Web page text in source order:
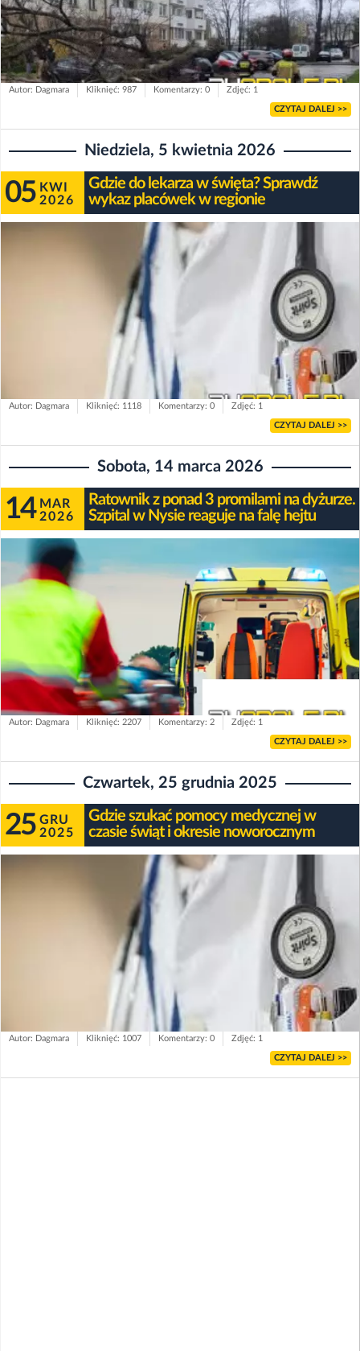
Autor: Dagmara Kliknięć: 987 Komentarzy: 0 Zdjęć: 1
CZYTAJ DALEJ >>
Niedziela, 5 kwietnia 2026
05 KWI
2026
Gdzie do lekarza w święta? Sprawdź
wykaz placówek w regionie
Autor: Dagmara Kliknięć: 1118 Komentarzy: 0 Zdjęć: 1
CZYTAJ DALEJ >>
Sobota, 14 marca 2026
14 MAR
2026
Ratownik z ponad 3 promilami na dyżurze.
Szpital w Nysie reaguje na falę hejtu
Autor: Dagmara Kliknięć: 2207 Komentarzy: 2 Zdjęć: 1
CZYTAJ DALEJ >>
Czwartek, 25 grudnia 2025
25 GRU
2025
Gdzie szukać pomocy medycznej w
czasie świąt i okresie noworocznym
Autor: Dagmara Kliknięć: 1007 Komentarzy: 0 Zdjęć: 1
CZYTAJ DALEJ >>